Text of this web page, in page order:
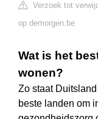
Verzoek tot
op demorgen.be
Wat is het
wonen?
Zo staat
beste landen om